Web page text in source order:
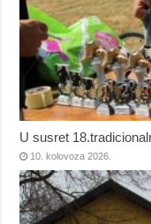
U susret
10. kolovoza 2026.